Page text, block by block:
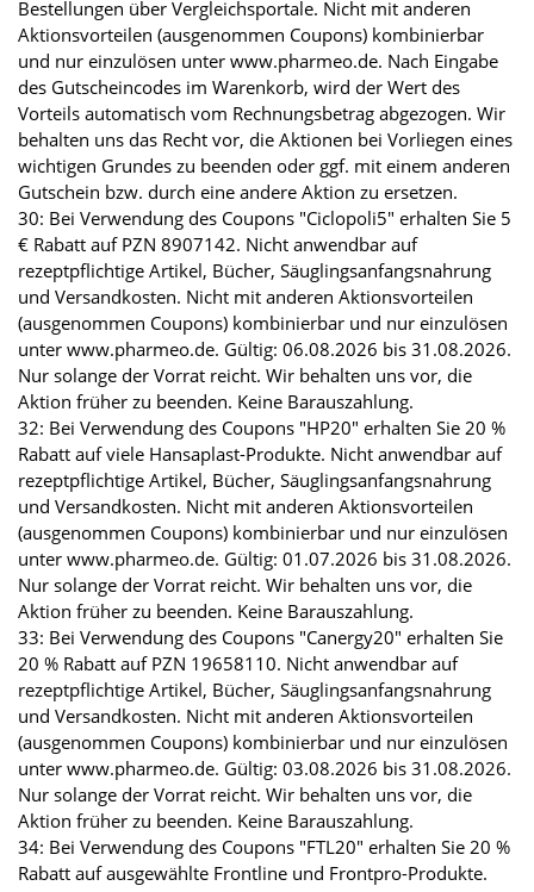
Bestellungen über Vergleichsportale. Nicht mit anderen
Aktionsvorteilen (ausgenommen Coupons) kombinierbar
und nur einzulösen unter www.pharmeo.de. Nach Eingabe
des Gutscheincodes im Warenkorb, wird der Wert des
Vorteils automatisch vom Rechnungsbetrag abgezogen. Wir
behalten uns das Recht vor, die Aktionen bei Vorliegen eines
wichtigen Grundes zu beenden oder ggf. mit einem anderen
Gutschein bzw. durch eine andere Aktion zu ersetzen.
30: Bei Verwendung des Coupons "Ciclopoli5" erhalten Sie 5
€ Rabatt auf PZN 8907142. Nicht anwendbar auf
rezeptpflichtige Artikel, Bücher, Säuglingsanfangsnahrung
und Versandkosten. Nicht mit anderen Aktionsvorteilen
(ausgenommen Coupons) kombinierbar und nur einzulösen
unter www.pharmeo.de. Gültig: 06.08.2026 bis 31.08.2026.
Nur solange der Vorrat reicht. Wir behalten uns vor, die
Aktion früher zu beenden. Keine Barauszahlung.
32: Bei Verwendung des Coupons "HP20" erhalten Sie 20 %
Rabatt auf viele Hansaplast-Produkte. Nicht anwendbar auf
rezeptpflichtige Artikel, Bücher, Säuglingsanfangsnahrung
und Versandkosten. Nicht mit anderen Aktionsvorteilen
(ausgenommen Coupons) kombinierbar und nur einzulösen
unter www.pharmeo.de. Gültig: 01.07.2026 bis 31.08.2026.
Nur solange der Vorrat reicht. Wir behalten uns vor, die
Aktion früher zu beenden. Keine Barauszahlung.
33: Bei Verwendung des Coupons "Canergy20" erhalten Sie
20 % Rabatt auf PZN 19658110. Nicht anwendbar auf
rezeptpflichtige Artikel, Bücher, Säuglingsanfangsnahrung
und Versandkosten. Nicht mit anderen Aktionsvorteilen
(ausgenommen Coupons) kombinierbar und nur einzulösen
unter www.pharmeo.de. Gültig: 03.08.2026 bis 31.08.2026.
Nur solange der Vorrat reicht. Wir behalten uns vor, die
Aktion früher zu beenden. Keine Barauszahlung.
34: Bei Verwendung des Coupons "FTL20" erhalten Sie 20 %
Rabatt auf ausgewählte Frontline und Frontpro-Produkte.